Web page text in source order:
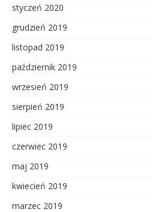
styczeń 2020
grudzień 2019
listopad 2019
październik 2019
wrzesień 2019
sierpień 2019
lipiec 2019
czerwiec 2019
maj 2019
kwiecień 2019
marzec 2019